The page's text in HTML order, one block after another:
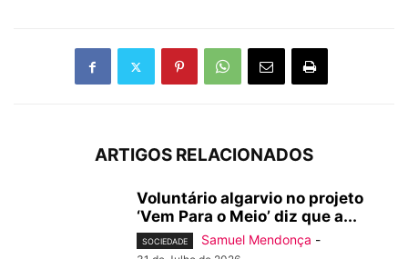
ARTIGOS RELACIONADOS
Voluntário algarvio no projeto
‘Vem Para o Meio’ diz que a...
SOCIEDADE Samuel Mendonça -